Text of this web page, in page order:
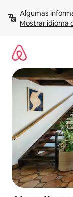
para
Mostrar idioma